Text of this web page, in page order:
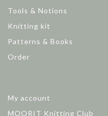
Tools & Notions
Knitting kit
Patterns & Books
Order
My account
MOORIT Knitting Club